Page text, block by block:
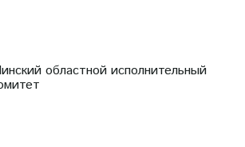
областной исполнительный